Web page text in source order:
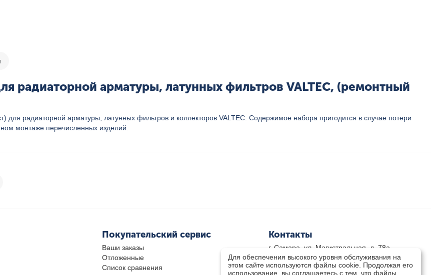
радиаторной арматуры, латунных фильтров VALTEC, (ремонтный
для радиаторной арматуры, латунных фильтров и коллекторов VALTEC. Содержимое набора пригодится в случае потери
монтаже перечисленных изделий.
Покупательский сервис
Ваши заказы
Отложенные
Список сравнения
Контакты
г. Самара, ул. Магистральная, д. 78а
8 800-333-33-79(звонок бесплатный)
8(846)-211-03-15
Для обеспечения высокого уровня обслуживания на
этом сайте используются файлы cookie. Продолжая его
использование, вы соглашаетесь с тем, что файлы